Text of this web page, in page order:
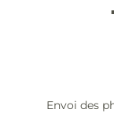
Envoi des